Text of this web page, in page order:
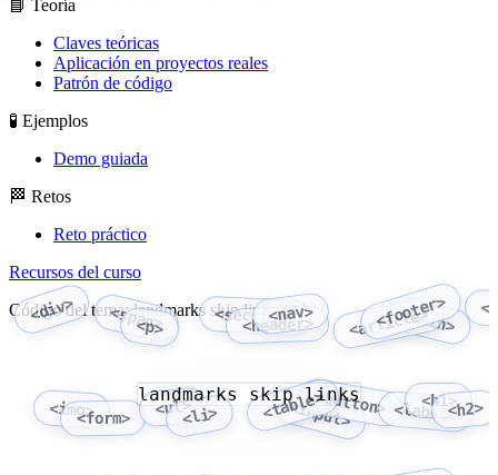
📘 Teoría
Claves teóricas
Aplicación en proyectos reales
Patrón de código
🧪 Ejemplos
Demo guiada
🏁 Retos
Reto práctico
Recursos del curso
Código del tema: landmarks skip links
<div> <span>
<p>
<section>
<header>
<nav> <article>
<footer>
<main>
<img><form>
<ul><li> <table>
<input>
<button> <label>
<h1><h2>
landmarks skip links